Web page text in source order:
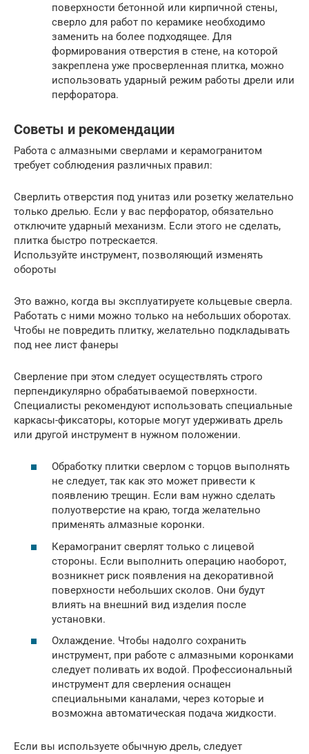
поверхности бетонной или кирпичной стены,
сверло для работ по керамике необходимо
заменить на более подходящее. Для
формирования отверстия в стене, на которой
закреплена уже просверленная плитка, можно
использовать ударный режим работы дрели или
перфоратора.
Советы и рекомендации
Работа с алмазными сверлами и керамогранитом
требует соблюдения различных правил:
Сверлить отверстия под унитаз или розетку желательно
только дрелью. Если у вас перфоратор, обязательно
отключите ударный механизм. Если этого не сделать,
плитка быстро потрескается.
Используйте инструмент, позволяющий изменять
обороты
Это важно, когда вы эксплуатируете кольцевые сверла.
Работать с ними можно только на небольших оборотах.
Чтобы не повредить плитку, желательно подкладывать
под нее лист фанеры
Сверление при этом следует осуществлять строго
перпендикулярно обрабатываемой поверхности.
Специалисты рекомендуют использовать специальные
каркасы-фиксаторы, которые могут удерживать дрель
или другой инструмент в нужном положении.
Обработку плитки сверлом с торцов выполнять
не следует, так как это может привести к
появлению трещин. Если вам нужно сделать
полуотверстие на краю, тогда желательно
применять алмазные коронки.
Керамогранит сверлят только с лицевой
стороны. Если выполнить операцию наоборот,
возникнет риск появления на декоративной
поверхности небольших сколов. Они будут
влиять на внешний вид изделия после
установки.
Охлаждение. Чтобы надолго сохранить
инструмент, при работе с алмазными коронками
следует поливать их водой. Профессиональный
инструмент для сверления оснащен
специальными каналами, через которые и
возможна автоматическая подача жидкости.
Если вы используете обычную дрель, следует